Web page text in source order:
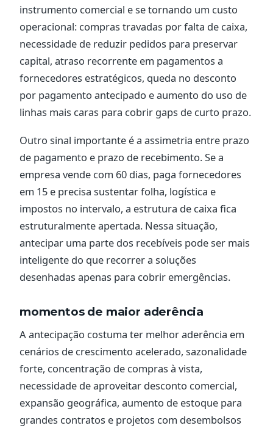
instrumento comercial e se tornando um custo
operacional: compras travadas por falta de caixa,
necessidade de reduzir pedidos para preservar
capital, atraso recorrente em pagamentos a
fornecedores estratégicos, queda no desconto
por pagamento antecipado e aumento do uso de
linhas mais caras para cobrir gaps de curto prazo.
Outro sinal importante é a assimetria entre prazo
de pagamento e prazo de recebimento. Se a
empresa vende com 60 dias, paga fornecedores
em 15 e precisa sustentar folha, logística e
impostos no intervalo, a estrutura de caixa fica
estruturalmente apertada. Nessa situação,
antecipar uma parte dos recebíveis pode ser mais
inteligente do que recorrer a soluções
desenhadas apenas para cobrir emergências.
momentos de maior aderência
A antecipação costuma ter melhor aderência em
cenários de crescimento acelerado, sazonalidade
forte, concentração de compras à vista,
necessidade de aproveitar desconto comercial,
expansão geográfica, aumento de estoque para
grandes contratos e projetos com desembolsos